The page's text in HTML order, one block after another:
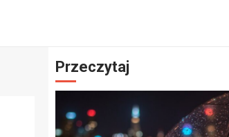
Przeczytaj